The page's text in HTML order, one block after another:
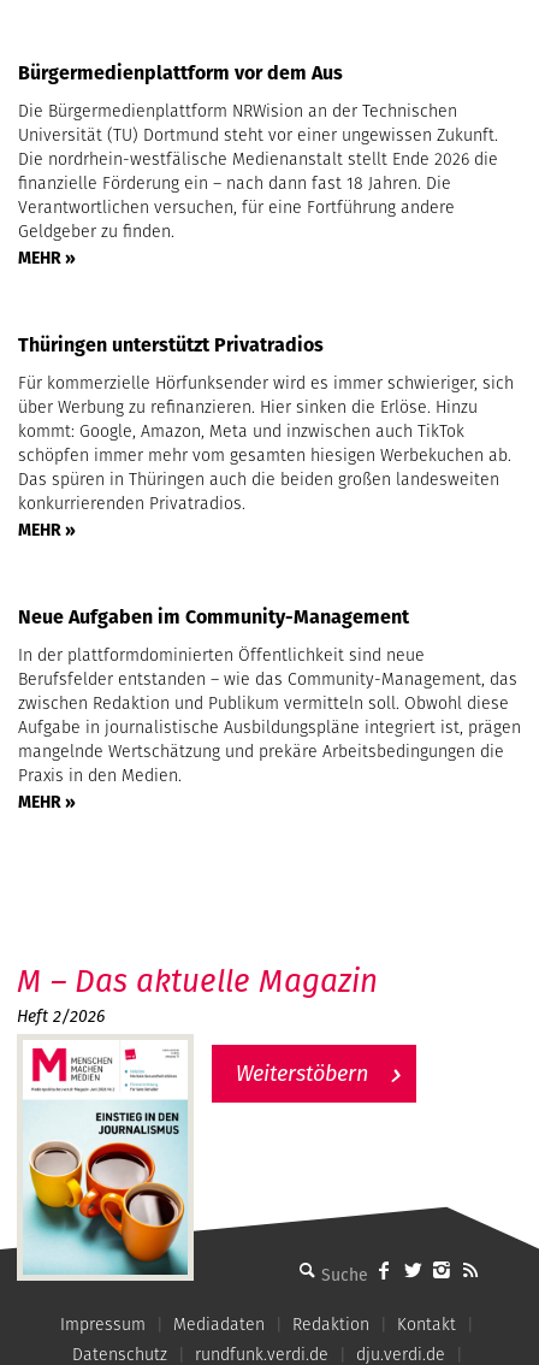
Bürgermedienplattform vor dem Aus
Die Bürgermedienplattform NRWision an der Technischen
Universität (TU) Dortmund steht vor einer ungewissen Zukunft.
Die nordrhein-westfälische Medienanstalt stellt Ende 2026 die
finanzielle Förderung ein – nach dann fast 18 Jahren. Die
Verantwortlichen versuchen, für eine Fortführung andere
Geldgeber zu finden.
MEHR »
Thüringen unterstützt Privatradios
Für kommerzielle Hörfunksender wird es immer schwieriger, sich
über Werbung zu refinanzieren. Hier sinken die Erlöse. Hinzu
kommt: Google, Amazon, Meta und inzwischen auch TikTok
schöpfen immer mehr vom gesamten hiesigen Werbekuchen ab.
Das spüren in Thüringen auch die beiden großen landesweiten
konkurrierenden Privatradios.
MEHR »
Neue Aufgaben im Community-Management
In der plattformdominierten Öffentlichkeit sind neue
Berufsfelder entstanden – wie das Community-Management, das
zwischen Redaktion und Publikum vermitteln soll. Obwohl diese
Aufgabe in journalistische Ausbildungspläne integriert ist, prägen
mangelnde Wertschätzung und prekäre Arbeitsbedingungen die
Praxis in den Medien.
MEHR »
MMM - Menschen machen Medien
M – Das aktuelle Magazin
Heft 2/2026
Weiterstöbern
Impressum Mediadaten Redaktion
Kontakt
Datenschutz
rundfunk.verdi.de dju.verdi.de